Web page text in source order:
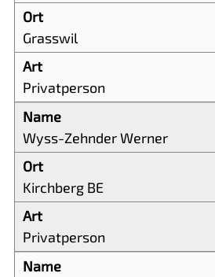
Grasswil
Privatperson
Wyss-Zehnder Werner
Kirchberg BE
Privatperson